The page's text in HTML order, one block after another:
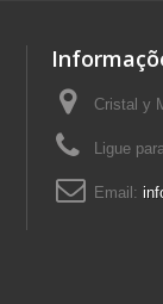
Cristal y
Ligue
Email: